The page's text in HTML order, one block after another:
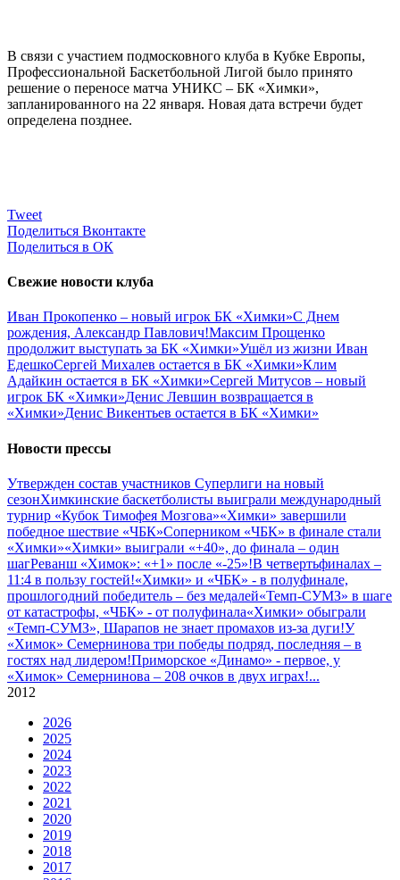
В связи с участием подмосковного клуба в Кубке Европы,
Профессиональной Баскетбольной Лигой было принято
решение о переносе матча УНИКС – БК «Химки»,
запланированного на 22 января. Новая дата встречи будет
определена позднее.
Tweet
Поделиться Вконтакте
Поделиться в ОК
Свежие новости клуба
Иван Прокопенко – новый игрок БК «Химки»С Днем
рождения, Александр Павлович!Максим Прощенко
продолжит выступать за БК «Химки»Ушёл из жизни Иван
ЕдешкоСергей Михалев остается в БК «Химки»Клим
Адайкин остается в БК «Химки»Сергей Митусов – новый
игрок БК «Химки»Денис Левшин возвращается в
«Химки»Денис Викентьев остается в БК «Химки»
Новости прессы
Утвержден состав участников Cуперлиги на новый
сезонХимкинские баскетболисты выиграли международный
турнир «Кубок Тимофея Мозгова»«Химки» завершили
победное шествие «ЧБК»Соперником «ЧБК» в финале стали
«Химки»«Химки» выиграли «+40», до финала – один
шагРеванш «Химок»: «+1» после «-25»!В четвертьфиналах –
11:4 в пользу гостей!«Химки» и «ЧБК» - в полуфинале,
прошлогодний победитель – без медалей«Темп-СУМЗ» в шаге
от катастрофы, «ЧБК» - от полуфинала«Химки» обыграли
«Темп-СУМЗ», Шарапов не знает промахов из-за дуги!У
«Химок» Семернинова три победы подряд, последняя – в
гостях над лидером!Приморское «Динамо» - первое, у
«Химок» Семернинова – 208 очков в двух играх!...
2012
2026
2025
2024
2023
2022
2021
2020
2019
2018
2017